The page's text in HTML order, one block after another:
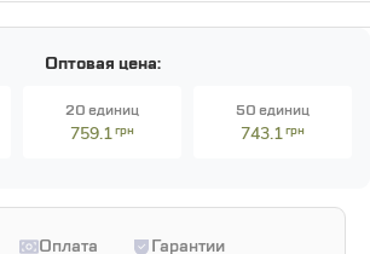
Оптовая цена:
20 единиц
759.1грн
50 единиц
743.1грн
Оплата Гарантии